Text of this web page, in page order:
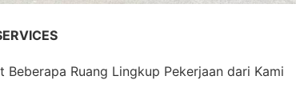
Beberapa Ruang Lingkup Pekerjaan dari Kami